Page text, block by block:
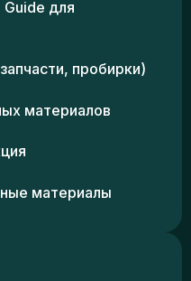
для
пробирки)
материалов
материалы